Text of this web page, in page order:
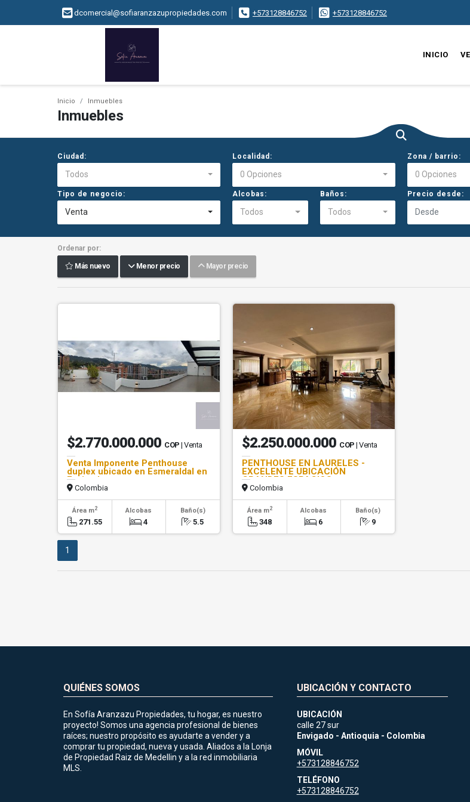
dcomercial@sofiaranzazupropiedades.com +573128846752 +573128846752
INICIO
Inicio Inmuebles
Inmuebles
Ciudad:
Todos
Localidad:
0 Opciones
Zona / barrio:
0 Opciones
Tipo de negocio:
Venta
Alcobas:
Todos
Baños:
Todos
Precio desde:
Ordenar por:
Más nuevo Menor precio Mayor precio
$2.770.000.000 COP | Venta
Venta Imponente Penthouse
duplex ubicado en Esmeraldal en
Envigado
Colombia
Área m2
271.55
Alcobas
4
Baño(s)
5.5
$2.250.000.000 COP | Venta
PENTHOUSE EN LAURELES -
EXCELENTE UBICACIÓN
GRANDES ESPACIOS
Colombia
Área m2
348
Alcobas
6
Baño(s)
9
1
QUIÉNES SOMOS
En Sofía Aranzazu Propiedades, tu hogar, es nuestro
proyecto! Somos una agencia profesional de bienes
raíces; nuestro propósito es ayudarte a vender y a
comprar tu propiedad, nueva y usada. Aliados a la Lonja
de Propiedad Raiz de Medellin y a la red inmobiliaria
MLS.
UBICACIÓN Y CONTACTO
UBICACIÓN
calle 27 sur
Envigado - Antioquia - Colombia
MÓVIL
+573128846752
TELÉFONO
+573128846752